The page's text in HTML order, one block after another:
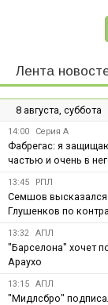
Лента
8 августа, суббота
14:00 Серия А
Фабрегас: я
частью и очень в
13:45 РПЛ
Семшов высказался
Глушенков по
13:32 АПЛ
"Барселона" хочет
Араухо
13:15 АПЛ
"Мидлсбро"